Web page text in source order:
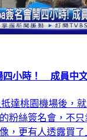
抵達桃園機場後，
粉絲簽名會，不